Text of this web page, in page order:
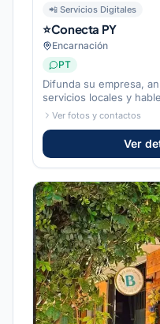
📲 Servicios Digitales
⭐Conecta PY
Encarnación
PT
Difunda su empresa,
servicios locales y
WhatsApp.
Ver fotos y contactos
Ver